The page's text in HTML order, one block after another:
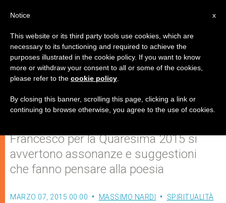
Un "commentario poetico" alle
parole del Papa
Francesco per la Quaresima 2015 si
avvertono assonanze e suggestioni
che fanno pensare alla poesia
MARZO 07, 2015 00:00 MASSIMO NARDI
SPIRITUALITÀ
x
Notice
This website or its third party tools use cookies, which are
necessary to its functioning and required to achieve the
purposes illustrated in the cookie policy. If you want to know
more or withdraw your consent to all or some of the cookies,
please refer to the cookie policy
By closing this banner, scrolling this page, clicking a link or
continuing to browse otherwise, you agree to the use of cookies.